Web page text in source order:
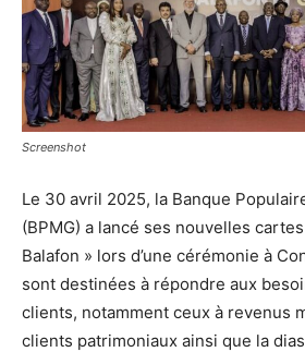
Screenshot
Le 30 avril 2025, la Banque
(BPMG) a lancé ses nouvelles
Balafon » lors d’une cérémonie à
sont destinées à répondre aux
clients, notamment ceux à revenus
clients patrimoniaux ainsi que la